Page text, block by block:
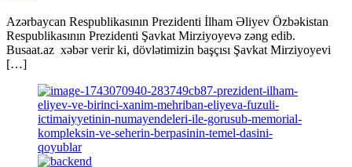
Azərbaycan Respublikasının Prezidenti İlham Əliyev Özbəkistan
Respublikasının Prezidenti Şavkat Mirziyoyevə zəng edib.
Busaat.az xəbər verir ki, dövlətimizin başçısı Şavkat Mirziyoyevi
[…]